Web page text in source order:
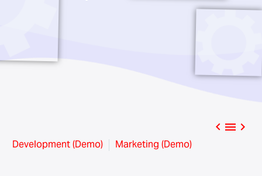
  
Development (Demo) Marketing (Demo)